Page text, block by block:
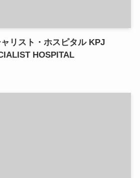
リスト・ホスピタル KPJ
HOSPITAL